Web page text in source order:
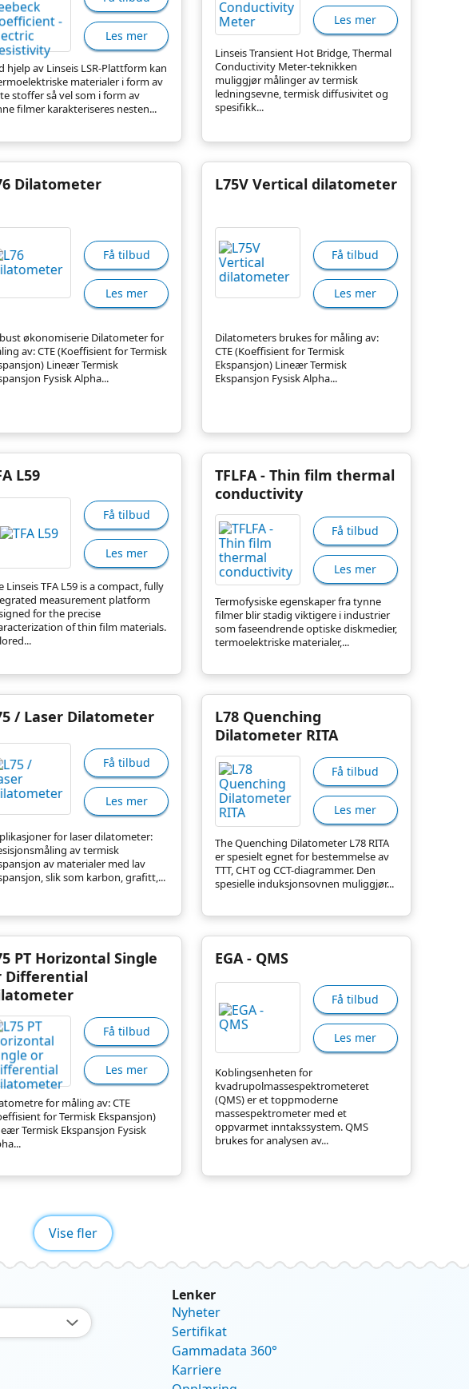
hjelp av Linseis LSR-Plattform kan
materialer i form av
stoffer så vel som i form av
filmer karakteriseres nesten...
Les mer
Linseis Transient Hot Bridge, Thermal
Conductivity Meter-teknikken
muliggjør målinger av termisk
ledningsevne, termisk diffusivitet og
spesifikk...
Les mer
Dilatometer
økonomiserie Dilatometer for
av: CTE (Koeffisient for Termisk
Lineær Termisk
Fysisk Alpha...
Få tilbud
Les mer
L75V Vertical dilatometer
Dilatometers brukes for måling av:
CTE (Koeffisient for Termisk
Ekspansjon) Lineær Termisk
Ekspansjon Fysisk Alpha...
Få tilbud
Les mer
L59
Linseis TFA L59 is a compact, fully
measurement platform
for the precise
of thin film materials.
Få tilbud
Les mer
TFLFA - Thin film thermal
conductivity
Termofysiske egenskaper fra tynne
filmer blir stadig viktigere i industrier
som faseendrende optiske diskmedier,
termoelektriske materialer,...
Få tilbud
Les mer
/ Laser Dilatometer
for laser dilatometer:
av termisk
av materialer med lav
slik som karbon, grafitt,...
Få tilbud
Les mer
L78 Quenching
Dilatometer RITA
The Quenching Dilatometer L78 RITA
er spesielt egnet for bestemmelse av
TTT, CHT og CCT-diagrammer. Den
spesielle induksjonsovnen muliggjør...
Få tilbud
Les mer
PT Horizontal Single
Differential
for måling av: CTE
for Termisk Ekspansjon)
Termisk Ekspansjon Fysisk
Få tilbud
Les mer
EGA - QMS
Koblingsenheten for
kvadrupolmassespektrometeret
(QMS) er et toppmoderne
massespektrometer med et
oppvarmet inntakssystem. QMS
brukes for analysen av...
Få tilbud
Les mer
Vise fler
Lenker
Nyheter
Sertifikat
Gammadata 360°
Karriere